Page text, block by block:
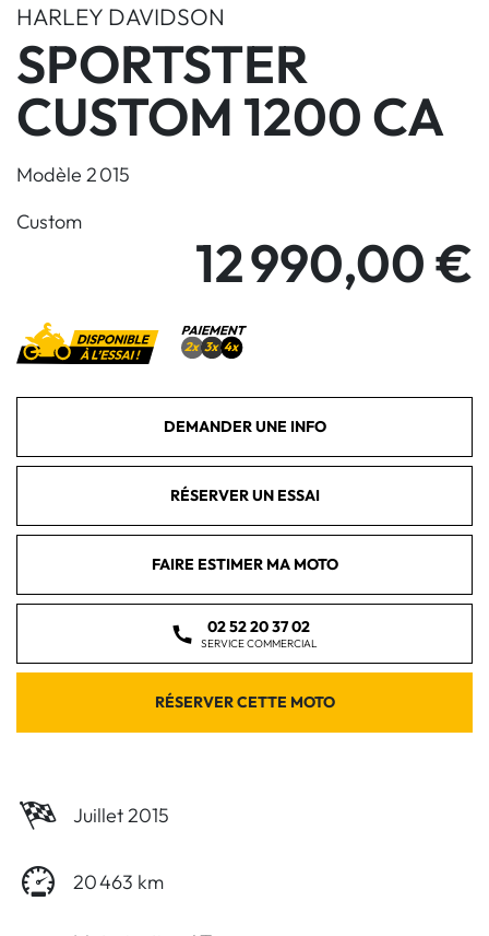
HARLEY DAVIDSON
SPORTSTER
CUSTOM 1200 CA
Modèle 2 015
Custom
12 990,00 €
DEMANDER UNE INFO
RÉSERVER UN ESSAI
FAIRE ESTIMER MA MOTO
02 52 20 37 02
SERVICE COMMERCIAL
RÉSERVER CETTE MOTO
Juillet 2015
20 463 km